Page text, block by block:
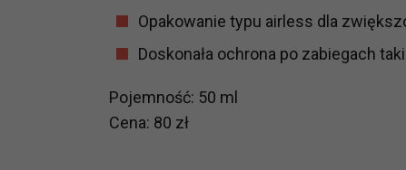
Opakowanie typu airless dla
Doskonała ochrona po zabiegach
Pojemność: 50 ml
Cena: 80 zł